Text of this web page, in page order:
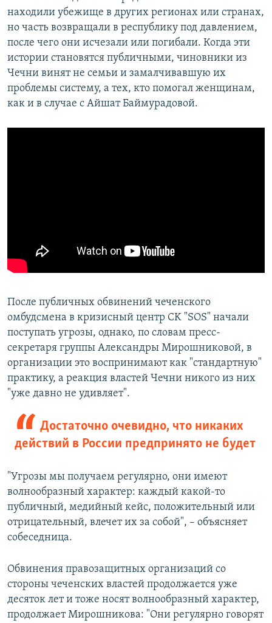
находили убежище в других регионах или странах,
но часть возвращали в республику под давлением,
после чего они исчезали или погибали. Когда эти
истории становятся публичными, чиновники из
Чечни винят не семьи и замалчивавшую их
проблемы систему, а тех, кто помогал женщинам,
как и в случае с Айшат Баймурадовой.
После публичных обвинений чеченского
омбудсмена в кризисный центр CK "SOS" начали
поступать угрозы, однако, по словам пресс-
секретаря группы Александры Мирошниковой, в
организации это воспринимают как "стандартную"
практику, а реакция властей Чечни никого из них
"уже давно не удивляет".
Достаточно очевидно, что никаких
действий в России предпринято не будет
"Угрозы мы получаем регулярно, они имеют
волнообразный характер: каждый какой-то
публичный, медийный кейс, положительный или
отрицательный, влечет их за собой", – объясняет
собеседница.
Обвинения правозащитных организаций со
стороны чеченских властей продолжается уже
десяток лет и тоже носят волнообразный характер,
продолжает Мирошникова: "Они регулярно говорят